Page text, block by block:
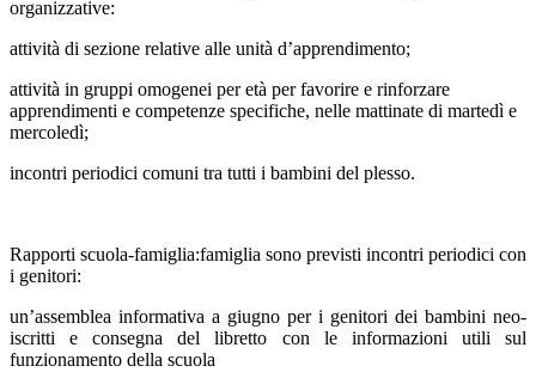
organizzative:
attività di sezione relative alle unità d’apprendimento;
attività in gruppi omogenei per età per favorire e rinforzare
apprendimenti e competenze specifiche, nelle mattinate di martedì e
mercoledì;
incontri periodici comuni tra tutti i bambini del plesso.
Rapporti scuola-famiglia:famiglia sono previsti incontri periodici con
i genitori:
un’assemblea informativa a giugno per i genitori dei bambini neo-
iscritti e consegna del libretto con le informazioni utili sul
funzionamento della scuola